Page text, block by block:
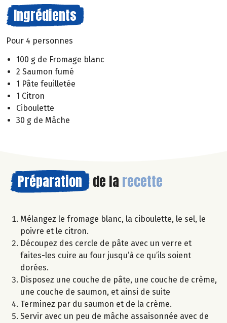
Ingrédients
Pour 4 personnes
100 g de Fromage blanc
2 Saumon fumé
1 Pâte feuilletée
1 Citron
Ciboulette
30 g de Mâche
Préparation de la recette
Mélangez le fromage blanc, la ciboulette, le sel, le
poivre et le citron.
Découpez des cercle de pâte avec un verre et
faites-les cuire au four jusqu’à ce qu’ils soient
dorées.
Disposez une couche de pâte, une couche de crème,
une couche de saumon, et ainsi de suite
Terminez par du saumon et de la crème.
Servir avec un peu de mâche assaisonnée avec de